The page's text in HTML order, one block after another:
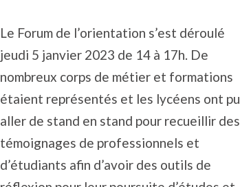
Le Forum de l’orientation s’est déroulé
jeudi 5 janvier 2023 de 14 à 17h. De
nombreux corps de métier et formations
étaient représentés et les lycéens ont pu
aller de stand en stand pour recueillir des
témoignages de professionnels et
d’étudiants afin d’avoir des outils de